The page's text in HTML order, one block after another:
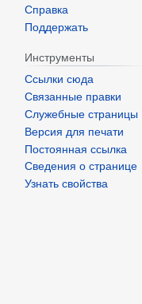
Справка
Поддержать
Инструменты
Ссылки сюда
Связанные правки
Служебные страницы
Версия для печати
Постоянная ссылка
Сведения о странице
Узнать свойства